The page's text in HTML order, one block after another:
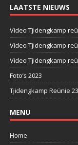
LAATSTE NIEUWS
Video Tjidengkamp
Video Tjidengkamp
Video Tjidengkamp
Foto’s 2023
Tjidengkamp Reünie
MENU
Home